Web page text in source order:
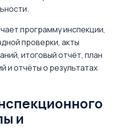
программу инспекции,
проверки, акты
итоговый отчёт, план
и отчёты о результатах
и